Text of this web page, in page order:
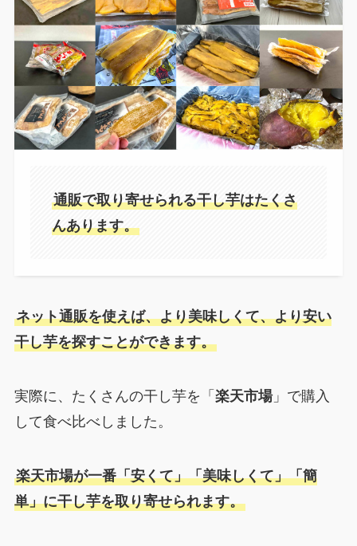
通販で取り寄せられる干し芋はたくさ
んあります。
ネット通販を使えば、より美味しくて、より安い
干し芋を探すことができます。
実際に、たくさんの干し芋を「 楽天市場」で購入
して食べ比べしました。
楽天市場が一番「安くて」「美味しくて」「簡
単」に干し芋を取り寄せられます。